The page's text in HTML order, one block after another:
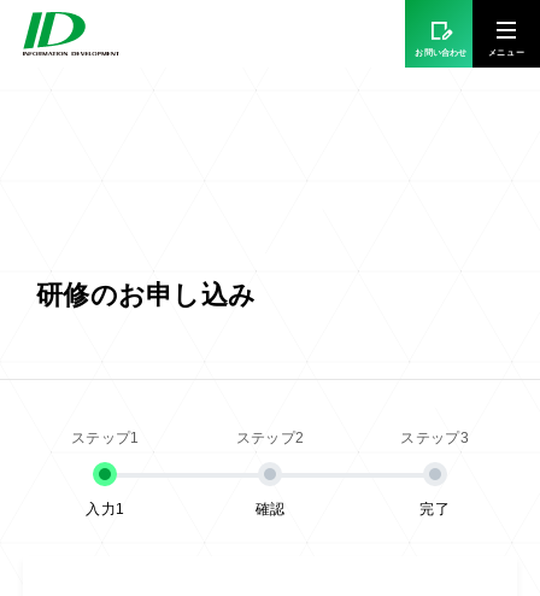
お問い合わせ
研修のお申し込み
入力1 確認 完了